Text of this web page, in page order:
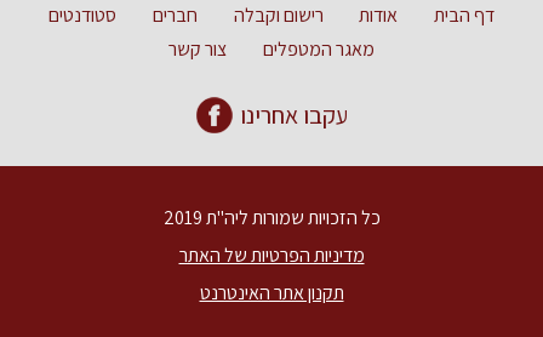
דף הבית אודות רישום וקבלה חברים
סטודנטים
מאגר המטפלים
צור קשר
עקבו אחרינו
כל הזכויות שמורות ליה"ת 2019
מדיניות הפרטיות של האתר
תקנון אתר האינטרנט